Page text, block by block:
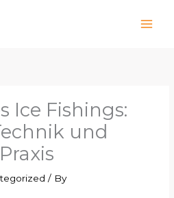
Ice Fishings:
und
/ By